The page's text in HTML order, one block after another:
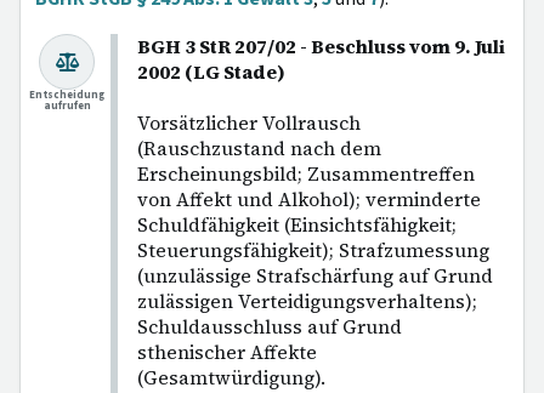
BGH 3 StR 207/02 - Beschluss vom 9. Juli
2002 (LG Stade)
Vorsätzlicher Vollrausch
(Rauschzustand nach dem
Erscheinungsbild; Zusammentreffen
von Affekt und Alkohol); verminderte
Schuldfähigkeit (Einsichtsfähigkeit;
Steuerungsfähigkeit); Strafzumessung
(unzulässige Strafschärfung auf Grund
zulässigen Verteidigungsverhaltens);
Schuldausschluss auf Grund
sthenischer Affekte
(Gesamtwürdigung).
Entscheidung
aufrufen